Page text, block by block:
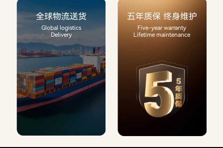
全球物流送货
Global logistics
Delivery
五年质保 终身维护
Five-year warranty
Lifetime maintenance